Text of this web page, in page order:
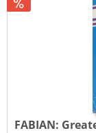
FABIAN: